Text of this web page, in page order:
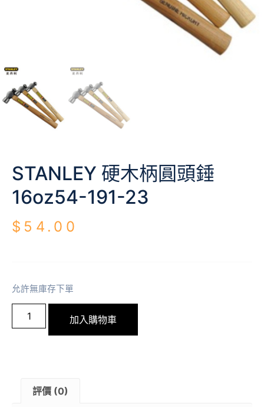
STANLEY 硬木柄圓頭錘
16oz54-191-23
$ 54.00
允許無庫存下單
加入購物車
評價 (0)